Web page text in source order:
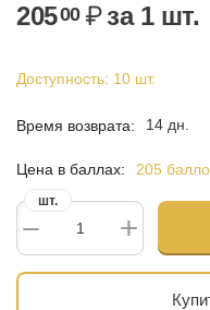
20500 ₽за 1 шт.
Доступность: 10 шт.
Время возврата: 14 дн.
Цена в баллах: 205
+
−
шт.